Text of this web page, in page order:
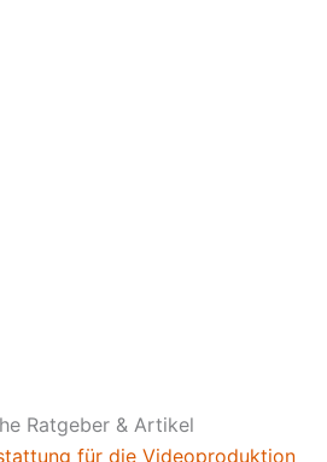
Ratgeber & Artikel
für die Videoproduktion